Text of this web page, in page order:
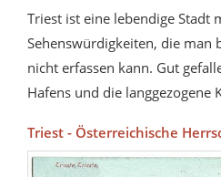
Triest ist eine lebendige Stadt
Sehenswürdigkeiten, die man
nicht erfassen kann. Gut
Hafens und die langgezogene
Triest - Österreichische